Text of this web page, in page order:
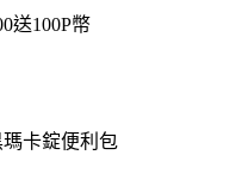
送100P幣
卡錠便利包